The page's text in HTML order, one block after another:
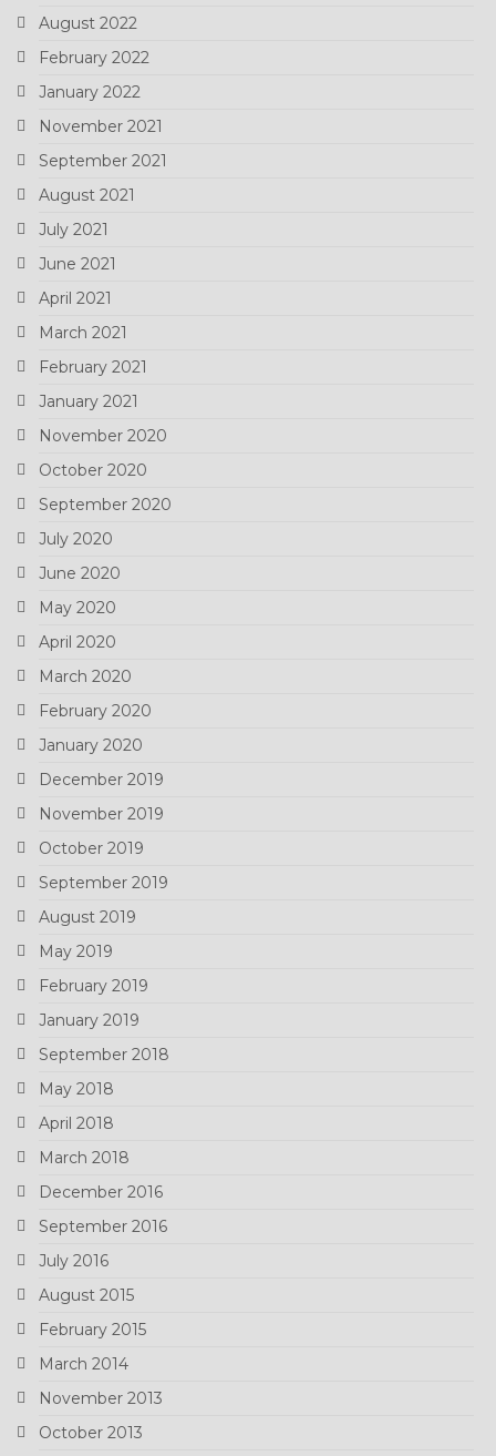
August 2022
February 2022
January 2022
November 2021
September 2021
August 2021
July 2021
June 2021
April 2021
March 2021
February 2021
January 2021
November 2020
October 2020
September 2020
July 2020
June 2020
May 2020
April 2020
March 2020
February 2020
January 2020
December 2019
November 2019
October 2019
September 2019
August 2019
May 2019
February 2019
January 2019
September 2018
May 2018
April 2018
March 2018
December 2016
September 2016
July 2016
August 2015
February 2015
March 2014
November 2013
October 2013